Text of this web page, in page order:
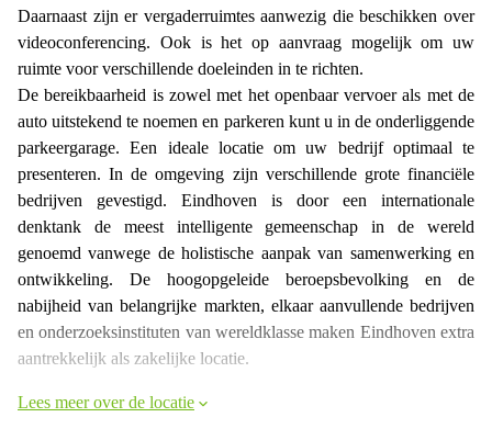
Daarnaast zijn er vergaderruimtes aanwezig die beschikken over
videoconferencing. Ook is het op aanvraag mogelijk om uw
ruimte voor verschillende doeleinden in te richten.
De bereikbaarheid is zowel met het openbaar vervoer als met de
auto uitstekend te noemen en parkeren kunt u in de onderliggende
parkeergarage. Een ideale locatie om uw bedrijf optimaal te
presenteren. In de omgeving zijn verschillende grote financiële
bedrijven gevestigd. Eindhoven is door een internationale
denktank de meest intelligente gemeenschap in de wereld
genoemd vanwege de holistische aanpak van samenwerking en
ontwikkeling. De hoogopgeleide beroepsbevolking en de
nabijheid van belangrijke markten, elkaar aanvullende bedrijven
en onderzoeksinstituten van wereldklasse maken Eindhoven extra
aantrekkelijk als zakelijke locatie.
Lees meer over de locatie